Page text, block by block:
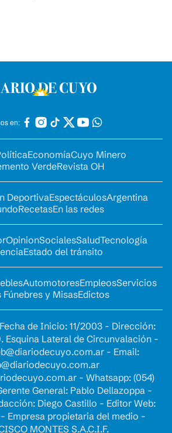
en:
EconomíaCuyo Minero
VerdeRevista OH
DeportivaEspectáculosArgentina
RecetasEn las redes
OpinionSocialesSaludTecnología
Estado del tránsito
AutomotoresEmpleosServicios
Fúnebres y MisasEdictos
de Inicio: 11/2003 - Dirección:
Esquina Lateral de Circunvalación -
- Email:
- Whatsapp: (054)
General: Pablo Dellazoppa -
Diego Castillo - Editor Web:
Empresa propietaria del medio -
MONTES S.A.C.I.F.